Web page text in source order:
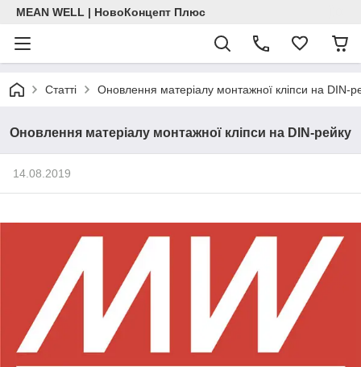
MEAN WELL | НовоКонцепт Плюс
Статті Оновлення матеріалу монтажної кліпси на DIN-
Оновлення матеріалу монтажної кліпси на DIN-рейку
14.08.2019